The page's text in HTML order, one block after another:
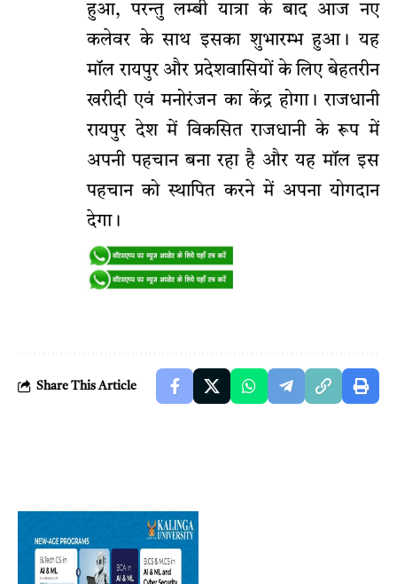
हुआ, परन्तु लम्बी यात्रा के बाद आज नए
कलेवर के साथ इसका शुभारम्भ हुआ। यह
मॉल रायपुर और प्रदेशवासियों के लिए बेहतरीन
खरीदी एवं मनोरंजन का केंद्र होगा। राजधानी
रायपुर देश में विकसित राजधानी के रूप में
अपनी पहचान बना रहा है और यह मॉल इस
पहचान को स्थापित करने में अपना योगदान
देगा।
Share This Article